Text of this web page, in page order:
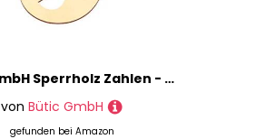
Bütic GmbH Sperrholz Zahlen - Western - inkl. Satz- und Sonderzeichen Größenauswahl - Pappel 3mm, Größe:10cm, Zahlen/Sonderzeichen:3
von Bütic GmbH
gefunden bei Amazon